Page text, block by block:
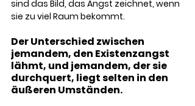
sind das Bild, das Angst zeichnet, wenn
sie zu viel Raum bekommt.
Der Unterschied zwischen
jemandem, den Existenzangst
lähmt, und jemandem, der sie
durchquert, liegt selten in den
äußeren Umständen.